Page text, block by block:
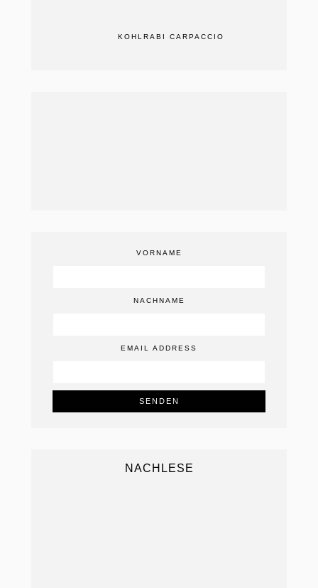
KOHLRABI CARPACCIO
VORNAME
NACHNAME
EMAIL ADDRESS
NACHLESE